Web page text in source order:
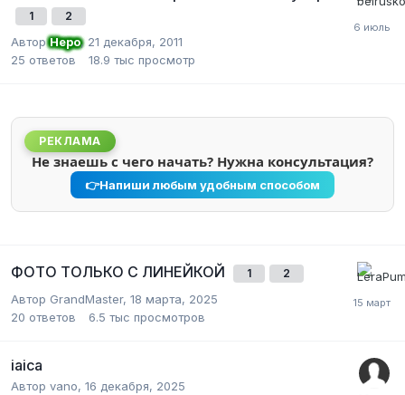
1 2
АвторНеро, 21 декабря, 2011
25 ответов 18.9 тыс просмотр
РЕКЛАМА
Не знаешь с чего начать? Нужна консультация?
👉Напиши любым удобным способом
ФОТО ТОЛЬКО С ЛИНЕЙКОЙ 1 2
Автор GrandMaster, 18 марта, 2025
20 ответов 6.5 тыс просмотров
iaica
Автор vano, 16 декабря, 2025